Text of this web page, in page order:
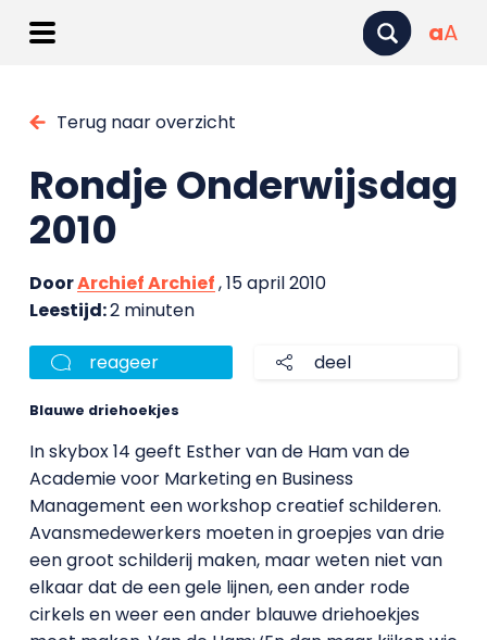
aA
Terug naar overzicht
Rondje Onderwijsdag
2010
DoorArchief Archief, 15 april 2010
Leestijd:2 minuten
reageer deel
Blauwe driehoekjes
In skybox 14 geeft Esther van de Ham van de
Academie voor Marketing en Business
Management een workshop creatief schilderen.
Avansmedewerkers moeten in groepjes van drie
een groot schilderij maken, maar weten niet van
elkaar dat de een gele lijnen, een ander rode
cirkels en weer een ander blauwe driehoekjes